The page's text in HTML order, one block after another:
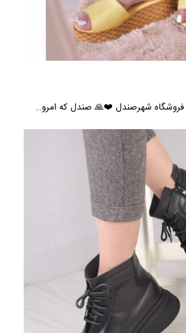
فروشگاه شهرصندل ❤️🙏 صندل که امرو…